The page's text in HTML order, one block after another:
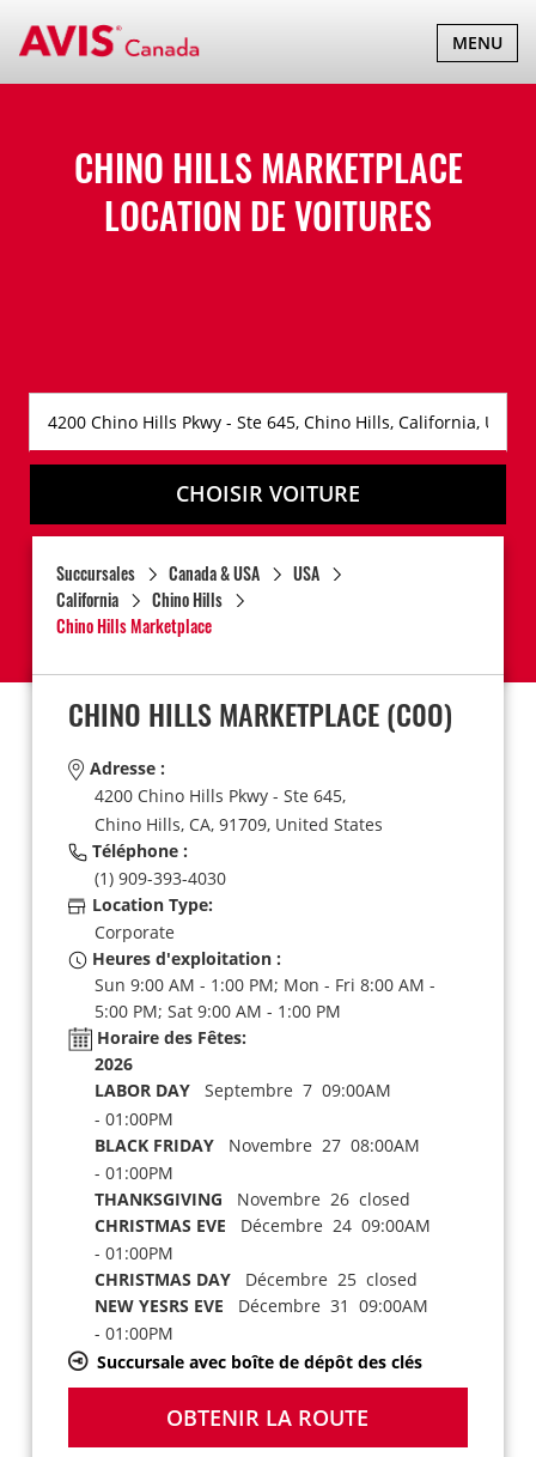
BASCULER
LA
MENU
CHINO HILLS MARKETPLACE
LOCATION DE VOITURES
CHOISIR VOITURE
Succursales Canada & USA
USA
California
Chino Hills
Chino Hills Marketplace
CHINO HILLS MARKETPLACE(C0O)
Adresse :
4200 Chino Hills Pkwy - Ste 645,
Chino Hills, CA, 91709, United States
Téléphone :
(1) 909-393-4030
Location Type:
Corporate
Heures d'exploitation :
Sun 9:00 AM - 1:00 PM; Mon - Fri 8:00 AM -
5:00 PM; Sat 9:00 AM - 1:00 PM
Horaire des Fêtes:
2026
LABOR DAYSeptembre 7 09:00AM
- 01:00PM
BLACK FRIDAYNovembre 27 08:00AM
- 01:00PM
THANKSGIVING Novembre 26 closed
CHRISTMAS EVE Décembre 24 09:00AM
- 01:00PM
CHRISTMAS DAYDécembre 25 closed
NEW YESRS EVE Décembre 31 09:00AM
- 01:00PM
Succursale avec boîte de dépôt des clés
OBTENIR LA ROUTE